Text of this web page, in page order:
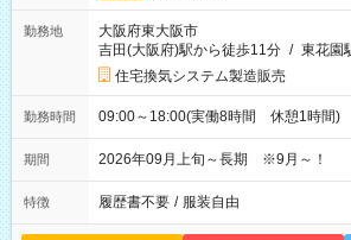
勤務地
大阪府東大阪市
吉田(大阪府)駅から徒歩11分 / 東花園
住宅換気システム製造販売
勤務時間 09:00～18:00(実働8時間 休憩1時間)
期間 2026年09月上旬～長期 ※9月～！
特徴 履歴書不要 / 服装自由